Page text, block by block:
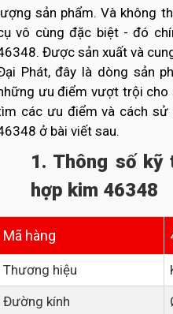
sản phẩm. Và không
vô cùng đặc biệt - đó
Được sản xuất và
Phát, đây là dòng sản
ưu điểm vượt trội cho
các ưu điểm và cách sử
ở bài viết sau.
1. Thông số kỹ
hợp kim 46348
Mã hàng
Thương hiệu
Đường kính